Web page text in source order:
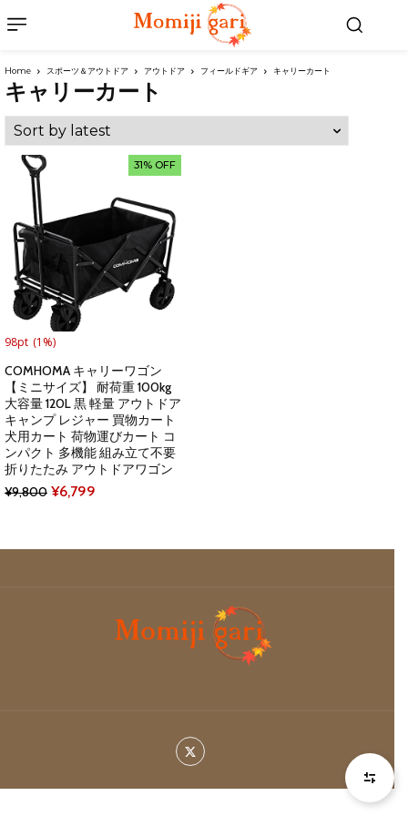
Home スポーツ＆アウトドア アウトドア フィールドギア キャリーカート
キャリーカート
31% OFF
98pt (1%)
COMHOMA キャリーワゴン
【ミニサイズ】 耐荷重 100kg
大容量 120L 黒 軽量 アウトドア
キャンプ レジャー 買物カート
犬用カート 荷物運びカート コ
ンパクト 多機能 組み立て不要
折りたたみ アウトドアワゴン
¥9,800 Original
¥6,799